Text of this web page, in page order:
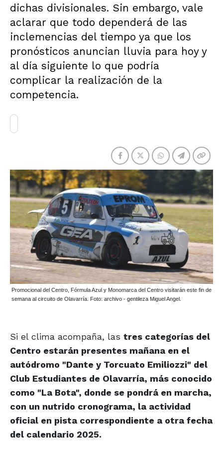
dichas divisionales. Sin embargo, vale
aclarar que todo dependerá de las
inclemencias del tiempo ya que los
pronósticos anuncian lluvia para hoy y
al día siguiente lo que podría
complicar la realización de la
competencia.
Promocional del Centro, Fórmula Azul y Monomarca del Centro visitarán este fin de
semana al circuito de Olavarría. Foto: archivo - gentileza Miguel Angel.
Si el clima acompaña, las tres categorías del
Centro estarán presentes mañana en el
autódromo "Dante y Torcuato Emiliozzi" del
Club Estudiantes de Olavarría, más conocido
como "La Bota", donde se pondrá en marcha,
con un nutrido cronograma, la actividad
oficial en pista correspondiente a otra fecha
del calendario 2025.